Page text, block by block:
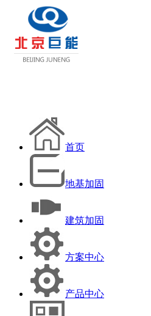
首页
地基加固
建筑加固
方案中心
产品中心